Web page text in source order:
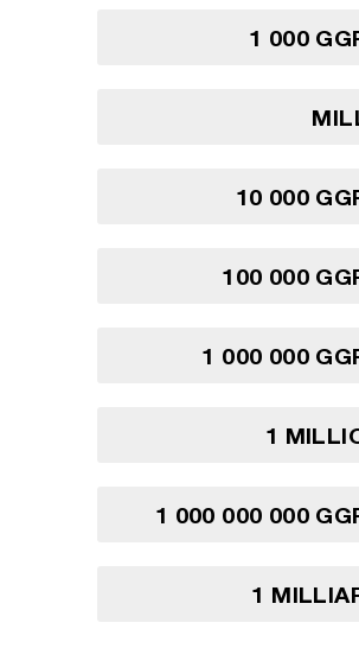
1 000
10 000
100 000
1 000 000
1
1 000 000 000
1